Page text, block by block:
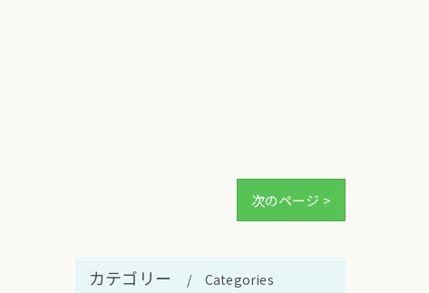
次のページ >
カテゴリー Categories